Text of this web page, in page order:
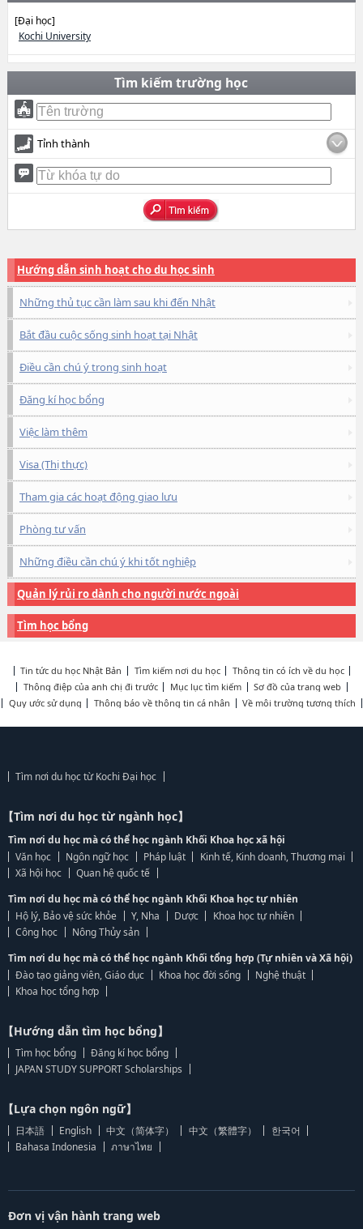
[Đại học]
Kochi University
Tìm kiếm trường học
Tỉnh thành
Hướng dẫn sinh hoạt cho du học sinh
Những thủ tục cần làm sau khi đến Nhật
Bắt đầu cuộc sống sinh hoạt tại Nhật
Điều cần chú ý trong sinh hoạt
Đăng kí học bổng
Việc làm thêm
Visa (Thị thực)
Tham gia các hoạt động giao lưu
Phòng tư vấn
Những điều cần chú ý khi tốt nghiệp
Quản lý rủi ro dành cho người nước ngoài
Tìm học bổng
Tin tức du học Nhật Bản Tìm kiếm nơi du học
Thông tin có ích về du học
Thông điệp của anh chị đi trước
Mục lục tìm kiếm
Sơ đồ của trang web
Quy ước sử dụng
Thông báo về thông tin cá nhân Về môi trường tương thích
Tìm nơi du học từ Kochi Đại học
【Tìm nơi du học từ ngành học】
Tìm nơi du học mà có thể học ngành Khối Khoa học xã hội
Văn học
Ngôn ngữ học Pháp luật
Kinh tế, Kinh doanh, Thương mại
Xã hội học
Quan hệ quốc tế
Tìm nơi du học mà có thể học ngành Khối Khoa học tự nhiên
Hộ lý, Bảo vệ sức khỏe
Y, Nha Dược
Khoa học tự nhiên
Công học
Nông Thủy sản
Tìm nơi du học mà có thể học ngành Khối tổng hợp (Tự nhiên và Xã hội)
Đào tạo giảng viên, Giáo dục
Khoa học đời sống
Nghệ thuật
Khoa học tổng hợp
【Hướng dẫn tìm học bổng】
Tìm học bổng
Đăng kí học bổng
JAPAN STUDY SUPPORT Scholarships
【Lựa chọn ngôn ngữ】
日本語 English 中文（简体字） 中文（繁體字）
한국어
Bahasa Indonesia
ภาษาไทย
Đơn vị vận hành trang web